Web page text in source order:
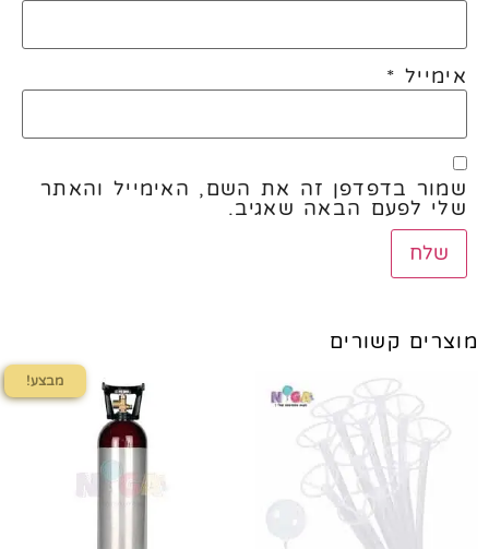
אימייל *
שמור בדפדפן זה את השם, האימייל והאתר
שלי לפעם הבאה שאגיב.
מוצרים קשורים
מבצע!